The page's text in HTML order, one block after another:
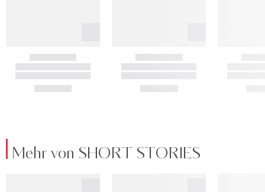
Mehr von SHORT STORIES